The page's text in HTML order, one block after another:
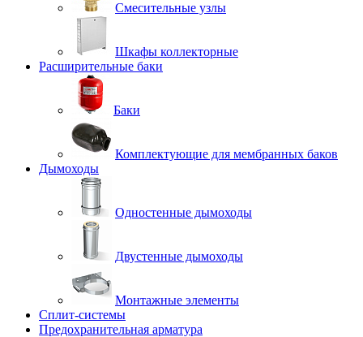
Смесительные узлы
Шкафы коллекторные
Расширительные баки
Баки
Комплектующие для мембранных баков
Дымоходы
Одностенные дымоходы
Двустенные дымоходы
Монтажные элементы
Сплит-системы
Предохранительная арматура